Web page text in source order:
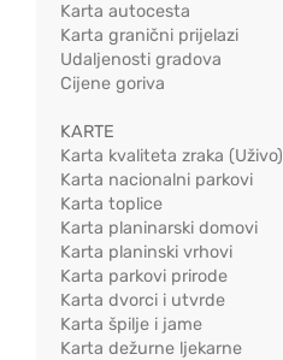
Karta autocesta
Karta granični prijelazi
Udaljenosti gradova
Cijene goriva
KARTE
Karta kvaliteta zraka (Uživo)
Karta nacionalni parkovi
Karta toplice
Karta planinarski domovi
Karta planinski vrhovi
Karta parkovi prirode
Karta dvorci i utvrde
Karta špilje i jame
Karta dežurne ljekarne